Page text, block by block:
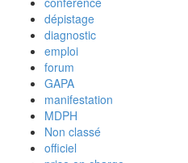
dépistage
diagnostic
emploi
forum
GAPA
manifestation
MDPH
Non classé
officiel